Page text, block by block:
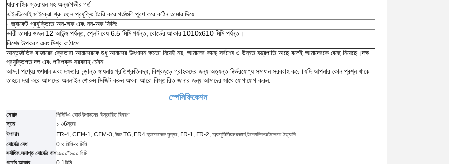
ধারাবাহিক স্তরায়ন সহ অন্ধ/গভীর গর্ত
এইচডিআই মাইক্রো-থ্রু-হোল প্রযুক্তি তৈরি করে গর্তগুলি পূরণ করে কঠিন তামার দিয়ে
· জ্যাকেট প্রযুক্তিতে অন-অফ এবং নন-অফ ফিলিং
ভারী তামার ওজন 12 আউন্স পর্যন্ত, প্লেট বেধ 6.5 মিমি পর্যন্ত, বোর্ডের আকার 1010x610 মিমি পর্যন্ত।
বিশেষ উপকরণ এবং মিশ্র কাঠামো
আন্তর্জাতিক বাজারের ক্রেতারা আমাদেরকে শুধু আমাদের উৎপাদন ক্ষমতা নিয়েই নয়, আমাদের কাছে সর্বশেষ ও উন্নত যন্ত্রপাতি আছে বলেই আমাদেরকে বেছে নিয়েছে।দক্ষ
প্রযুক্তিগত দল এবং পরিপক্ক সরবরাহ চেইন.
আমরা পণ্যের গুণমান এবং দক্ষতার চূড়ান্ত সাধনায় প্রতিশ্রুতিবদ্ধ, বিশ্বজুড়ে গ্রাহকদের জন্য অত্যন্ত নির্ভরযোগ্য সমাধান সরবরাহ করে।যদি আপনার কোন প্রশ্ন থাকে
তাহলে দয়া করে আমাদের অনলাইন শোরুম ভিজিট করুন অথবা আরো বিস্তারিত জানার জন্য আমাদের সাথে যোগাযোগ করুন.
স্পেসিফিকেশন
মেয়াদ
পিসিবিএ বোর্ড উত্পাদনের বিস্তারিত বিবরণ
স্তর
১-৩6স্তর
উপাদান
FR-4, CEM-1, CEM-3, উচ্চ TG, FR4 হ্যালোজেন মুক্ত, FR-1, FR-2, অ্যালুমিনিয়ামরজার্স,টাকোনিকআইসোলা ইত্যাদি
বোর্ডের বেধ
0.৪ মিমি-৪ মিমি
সর্বাধিক.সমাপ্ত বোর্ডের পাশ১৯০০*৬০০ মিমি
গর্তের আকার
0.1মিমি